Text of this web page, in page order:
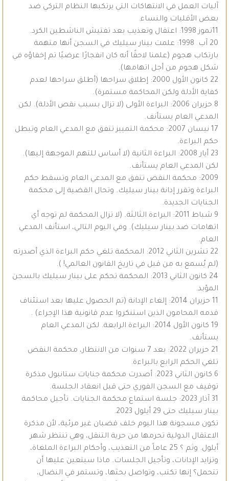
آليات العمل في الانتهاكات التي يرتكبها النظام التركي ضد
بعض الأقليات والنساء.
11تموز 1998: اعتقال وتعذيب بعد تفتيش الناشطين الكرد.
20 آب 1998: علمت بينار سيليك في السجن أنها متهمة
بارتكاب هجوم (علمنا لاحقًا أنه كان انفجارًا عرضيًا تم إخفاؤه في
شكل هجوم من أجل اتهامها).
22 كانون الأول 2000: إطلاق سراحها (أطلق سراحها لعدم
كفاية الأدلة ولكن المحاكمة مستمرة).
8 حزيران 2006: البراءة الأولى (لا تزال بسبب نقص الأدلة). لكن
المدعي العام يستأنف.
17 نيسان 2007: محكمة التمييز تتفق مع المدعي العام وتبطل
حكم البراءة.
23 أيار 2008: البراءة الثانية (لا أساس للتهم الموجهة إليها).
لكن المدعي العام يستأنف.
2009: محكمة النقض تتفق مع المدعي العام وتسقط حكم
البراءة وتقرر إدانة بينار سيليك. وتحال القضية إلى محكمة
الجنايات الجديدة.
9 شباط 2011: البراءة الثالثة. (لا تزال المحكمة لم توجه أي
اتهامات ضد بينار سيليك). وفي اليوم التالي، استأنف المدعي
العام.
22 تشرين الثاني 2012: المحكمة تلغي حكم البراءة الذي أصدرته
(لم يُسمع به من قبل في تاريخ القانون العالمي! ).
24 كانون الثاني 2013: المحكمة تحكم على بينار سيليك بالسجن
المؤبد.
11 حزيران 2014: إلغاء الإدانة (تم الحصول عليها بعد استئناف
قدمه المحامون الذين استنكروا عدم قانونية هذا الإجراء) .
19 كانون الأول 2014: البراءة الرابعة. لكن المدعي العام
يستأنف.
21 حزيران 2022: بعد 7 سنوات من الانتظار، محكمة النقض
تلغي الحكم الرابع بالبراءة.
6 كانون الثاني 2023: أصدرت محكمة جنايات ستانبول مذكرة
توقيف مع السجن الفوري حتى قبل انعقاد الجلسة.
31 آذار 2023: جلسة استماع محكمة الجنايات. تأجيل محاكمة
بينار سيليك حتى 29 أيلول 2023.
تكون مسجونة هذا اليوم خلف قضبان غير مرئية، لأن مذكرة
الاعتقال الدولية تحرمها من حرية التنقل، وهي تنتظر شهر
أيلول. وثم ؟ 25 عاماً من التعذيب، وأحكام البراءة الملغاة،
وتزايد الإدانات، وتأجيل الجلسات. ماذا سيتعين عليها أن
تتحمل؟ إنها تكتب، وتواصل بحثها، وتستمر في النضال،